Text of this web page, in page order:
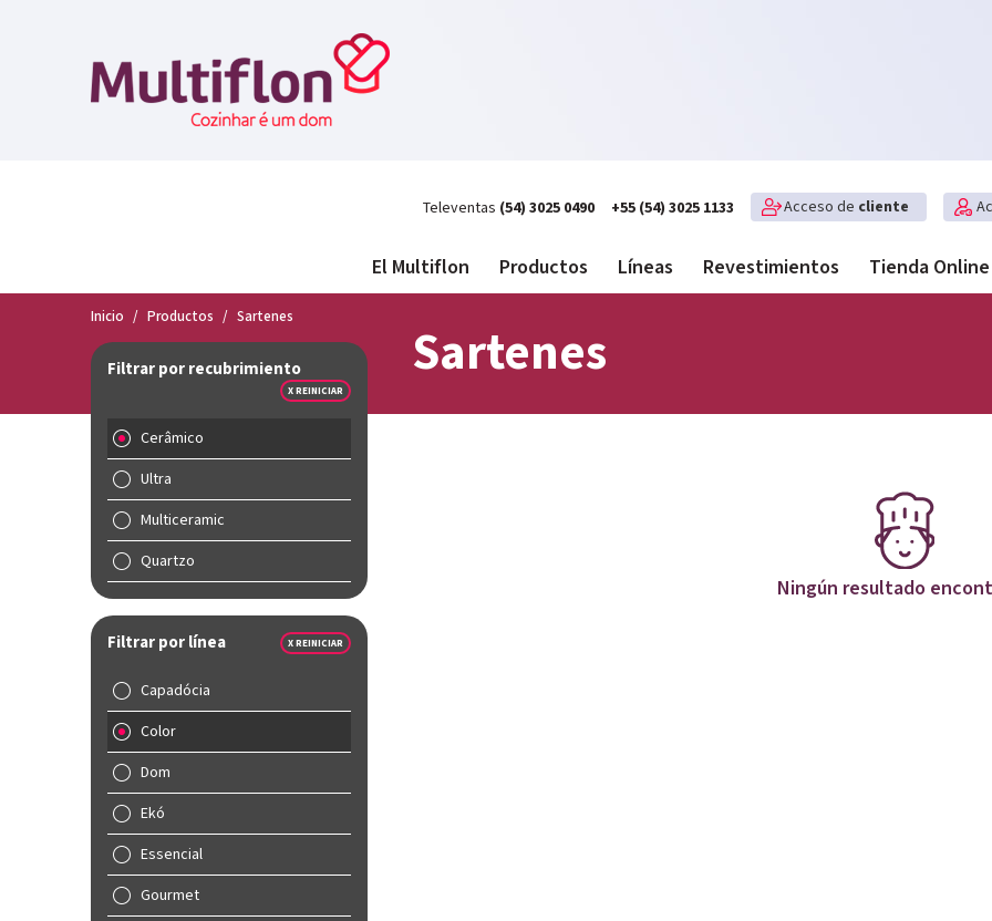
Televentas (54) 3025 0490 +55 (54) 3025 1133 Acceso de cliente
El Multiflon Productos Líneas Revestimientos Tienda Online
Inicio / Productos / Sartenes
Sartenes
Filtrar por recubrimiento
X REINICIAR
Cerâmico
Ultra
Multiceramic
Quartzo
Filtrar por línea X REINICIAR
Capadócia
Color
Dom
Ekó
Essencial
Gourmet
Ningún resultado